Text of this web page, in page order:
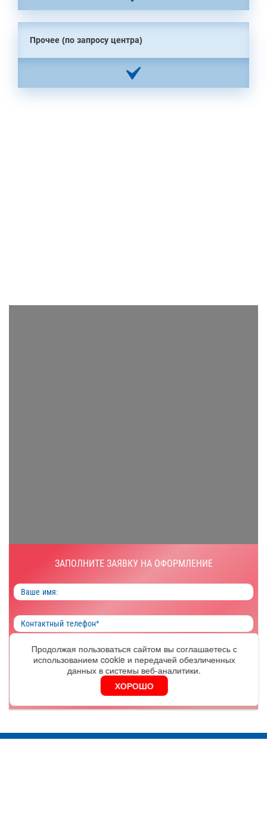
Прочее (по запросу центра)
ЗАПОЛНИТЕ ЗАЯВКУ НА ОФОРМЛЕНИЕ
ОФОРМИТЬ
Я согласен на обработкуперсональных данных
Продолжая пользоваться сайтом вы соглашаетесь с
использованием cookie и передачей обезличенных
данных в системы веб-аналитики.
ХОРОШО